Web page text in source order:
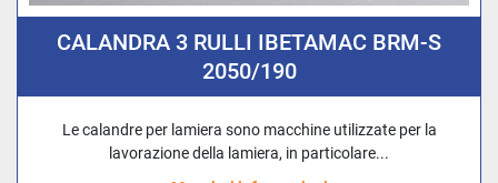
CALANDRA 3 RULLI IBETAMAC BRM-S
2050/190
Le calandre per lamiera sono macchine utilizzate per la
lavorazione della lamiera, in particolare...